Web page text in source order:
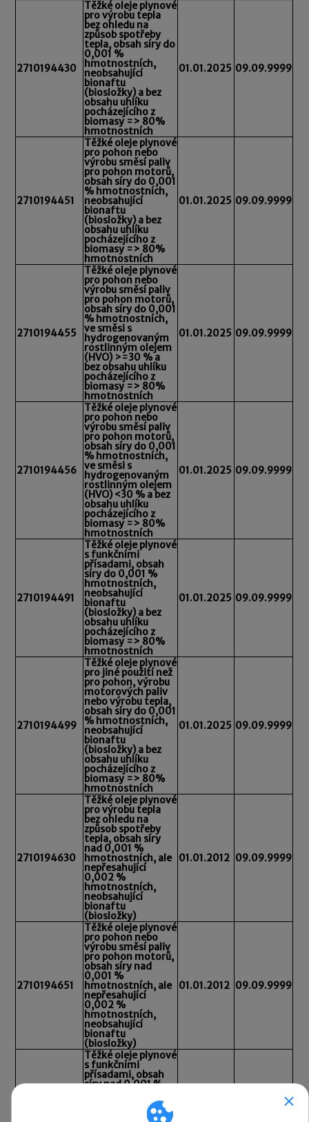
2710194430
Těžké oleje plynové
pro výrobu tepla
bez ohledu na
způsob spotřeby
tepla, obsah síry do
0,001 %
hmotnostních,
neobsahující
bionaftu
(biosložky) a bez
obsahu uhlíku
pocházejícího z
biomasy => 80%
hmotnostních
01.01.2025 09.09.9999
2710194451
Těžké oleje plynové
pro pohon nebo
výrobu směsí paliv
pro pohon motorů,
obsah síry do 0,001
% hmotnostních,
neobsahující
bionaftu
(biosložky) a bez
obsahu uhlíku
pocházejícího z
biomasy => 80%
hmotnostních
01.01.2025 09.09.9999
2710194455
Těžké oleje plynové
pro pohon nebo
výrobu směsí paliv
pro pohon motorů,
obsah síry do 0,001
% hmotnostních,
ve směsi s
hydrogenovaným
rostlinným olejem
(HVO) >=30 % a
bez obsahu uhlíku
pocházejícího z
biomasy => 80%
hmotnostních
01.01.2025 09.09.9999
2710194456
Těžké oleje plynové
pro pohon nebo
výrobu směsí paliv
pro pohon motorů,
obsah síry do 0,001
% hmotnostních,
ve směsi s
hydrogenovaným
rostlinným olejem
(HVO) <30 % a bez
obsahu uhlíku
pocházejícího z
biomasy => 80%
hmotnostních
01.01.2025 09.09.9999
2710194491
Těžké oleje plynové
s funkčními
přísadami, obsah
síry do 0,001 %
hmotnostních,
neobsahující
bionaftu
(biosložky) a bez
obsahu uhlíku
pocházejícího z
biomasy => 80%
hmotnostních
01.01.2025 09.09.9999
2710194499
Těžké oleje plynové
pro jiné použití než
pro pohon, výrobu
motorových paliv
nebo výrobu tepla,
obsah síry do 0,001
% hmotnostních,
neobsahující
bionaftu
(biosložky) a bez
obsahu uhlíku
pocházejícího z
biomasy => 80%
hmotnostních
01.01.2025 09.09.9999
2710194630
Těžké oleje plynové
pro výrobu tepla
bez ohledu na
způsob spotřeby
tepla, obsah síry
nad 0,001 %
hmotnostních, ale
nepřesahující
0,002 %
hmotnostních,
neobsahující
bionaftu
(biosložky)
01.01.2012 09.09.9999
2710194651
Těžké oleje plynové
pro pohon nebo
výrobu směsí paliv
pro pohon motorů,
obsah síry nad
0,001 %
hmotnostních, ale
nepřesahující
0,002 %
hmotnostních,
neobsahující
bionaftu
(biosložky)
01.01.2012 09.09.9999
Těžké oleje plynové
s funkčními
přísadami, obsah
síry nad 0,001 %
09.09.9999